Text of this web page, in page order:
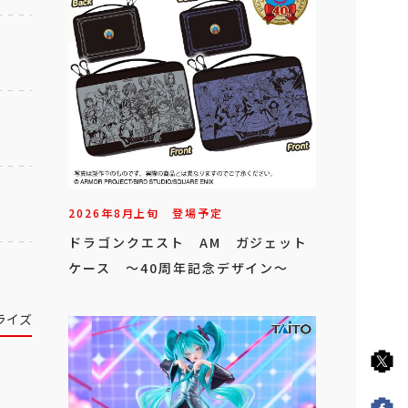
イズ
2026年8月上旬 登場予定
ドラゴンクエスト AM ガジェット
ケース ～40周年記念デザイン～